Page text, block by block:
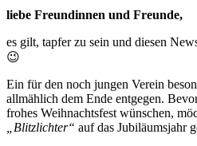
liebe Freundinnen und Freunde,
es gilt, tapfer zu sein und diesen
😉
Ein für den noch jungen Verein
allmählich dem Ende entgegen.
frohes Weihnachtsfest wünschen,
„Blitzlichter“ auf das Jubiläumsjahr